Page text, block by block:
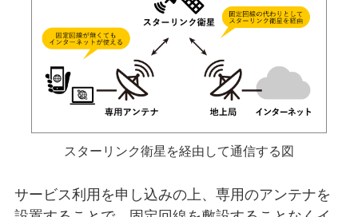
スターリンク衛星を経由して通信する図
サービス利用を申し込みの上、専用のアンテナを